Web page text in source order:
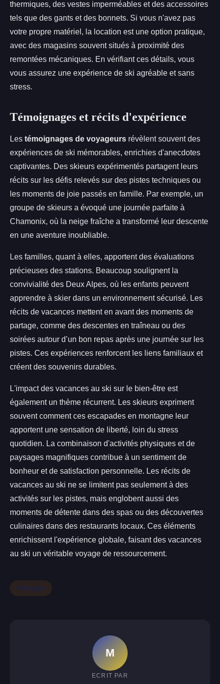
thermiques, des vestes imperméables et des accessoires
tels que des gants et des bonnets. Si vous n'avez pas
votre propre matériel, la location est une option pratique,
avec des magasins souvent situés à proximité des
remontées mécaniques. En vérifiant ces détails, vous
vous assurez une expérience de ski agréable et sans
stress.
Témoignages et récits d'expérience
Les témoignages de voyageurs révèlent souvent des
expériences de ski mémorables, enrichies d'anecdotes
captivantes. Des skieurs expérimentés partagent leurs
récits sur les défis relevés sur des pistes techniques ou
les moments de joie passés en famille. Par exemple, un
groupe de skieurs a évoqué une journée parfaite à
Chamonix, où la neige fraîche a transformé leur descente
en une aventure inoubliable.
Les familles, quant à elles, apportent des évaluations
précieuses des stations. Beaucoup soulignent la
convivialité des Deux Alpes, où les enfants peuvent
apprendre à skier dans un environnement sécurisé. Les
récits de vacances mettent en avant des moments de
partage, comme des descentes en traîneau ou des
soirées autour d’un bon repas après une journée sur les
pistes. Ces expériences renforcent les liens familiaux et
créent des souvenirs durables.
L'impact des vacances au ski sur le bien-être est
également un thème récurrent. Les skieurs expriment
souvent comment ces escapades en montagne leur
apportent une sensation de liberté, loin du stress
quotidien. La combinaison d'activités physiques et de
paysages magnifiques contribue à un sentiment de
bonheur et de satisfaction personnelle. Les récits de
vacances au ski ne se limitent pas seulement à des
activités sur les pistes, mais englobent aussi des
moments de détente dans des spas ou des découvertes
culinaires dans des restaurants locaux. Ces éléments
enrichissent l'expérience globale, faisant des vacances
au ski un véritable voyage de ressourcement.
Montagne
M
ECRIT PAR